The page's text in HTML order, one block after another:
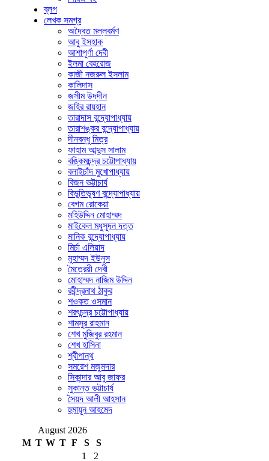
ব্লগ
লেখক সমগ্র
অদ্বৈত মল্লবর্মণ
আবু ইসহাক
আশাপূর্ণা দেবী
ইলমা বেহরোজ
কাজী নজরুল ইসলাম
কালিদাস
জসীম উদ্‌দীন
জহির রায়হান
তারাদাস বন্দ্যোপাধ্যায়
তারাশঙ্কর বন্দ্যোপাধ্যায়
দীনবন্ধু মিত্র
ফাহাম আব্দুস সালাম
বঙ্কিমচন্দ্র চট্টোপাধ্যায়
বলাইচাঁদ মুখোপাধ্যায়
বিজন ভট্টাচার্য
বিভূতিভূষণ বন্দ্যোপাধ্যায়
বেগম রোকেয়া
মহিউদ্দিন মোহাম্মদ
মাইকেল মধুসূদন দত্ত
মানিক বন্দ্যোপাধ্যায়
মির্চা এলিয়াদ
মুহাম্মদ ইউনুস
মৈত্রেয়ী দেবী
মোহাম্মদ নাজিম উদ্দিন
রবীন্দ্রনাথ ঠাকুর
শওকত ওসমান
শরৎচন্দ্র চট্টোপাধ্যায়
শামসুর রাহমান
শেখ মুজিবুর রহমান
শেখ হাসিনা
শ্রীপান্থ
সমরেশ মজুমদার
সিকান্দার আবু জাফর
সুকান্ত ভট্টাচার্য
সৈয়দ আলী আহসান
হুমায়ূন আহমেদ
August 2026
M T W T F S
S
1
2